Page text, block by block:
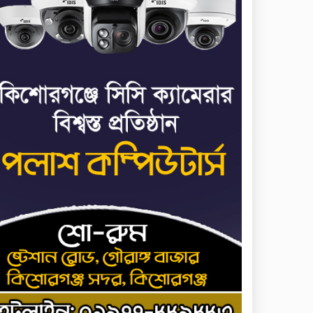
পালানোর ফ্লাইট কীভাবে
মিস করেছিলেন সালমান
এফ রহমান
মৃত্যুদণ্ড বাদ না দেওয়ায়
প্রত্যক্ষদর্শীদের তথ্য দেয়নি
জাতিসংঘ: ট্রাইব্যুনালকে
প্রসিকিউটর
মানবসেবা ফাউন্ডেশনের
আয়োজনে কাফন-দাফন
বিষয়ক বিশেষ প্রশিক্ষণ
১০
৪ বিভাগে অতি ভারি বৃষ্টির
সতর্কবার্তা